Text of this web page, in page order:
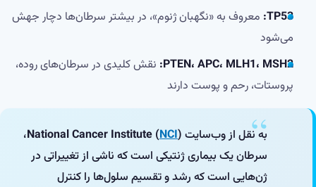
TP53: معروف به «نگهبان ژنوم»، در بیشتر سرطان‌ها دچار جهش
می‌شود
PTEN، APC، MLH1، MSH2: نقش کلیدی در سرطان‌های روده،
پروستات، رحم و پوست دارند
به نقل از وب‌سایت National Cancer Institute (NCI)
،
سرطان یک بیماری ژنتیکی است که ناشی از تغییراتی در
ژن‌هایی است که رشد و تقسیم سلول‌ها را کنترل